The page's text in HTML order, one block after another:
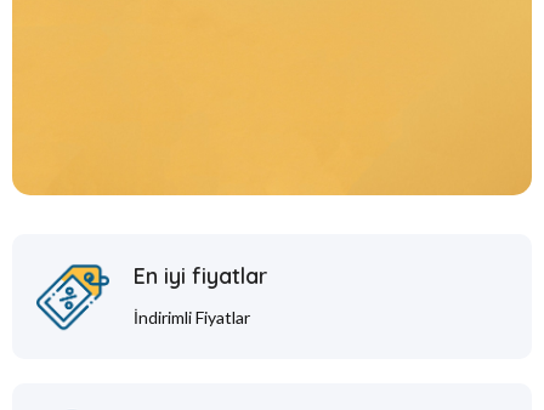
En iyi fiyatlar
İndirimli Fiyatlar